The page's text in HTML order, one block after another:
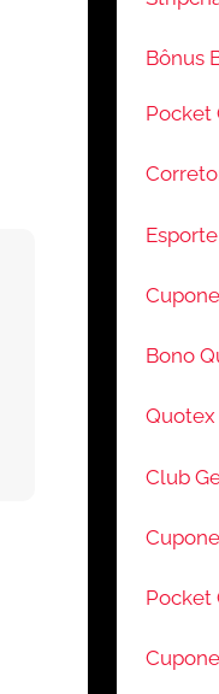
Bônus
Pocket
Bono
Quotex
Club
Pocket